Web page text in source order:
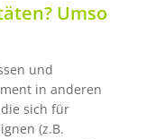
Umso
und
in anderen
sich für
(z.B.